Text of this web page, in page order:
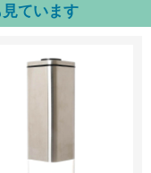
ています